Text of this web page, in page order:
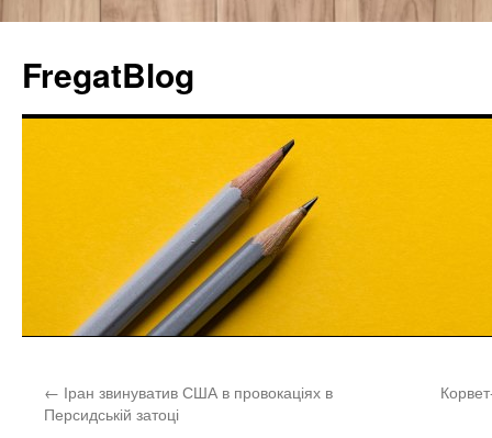
FregatBlog
← Іран звинуватив США в провокаціях в
Персидській затоці